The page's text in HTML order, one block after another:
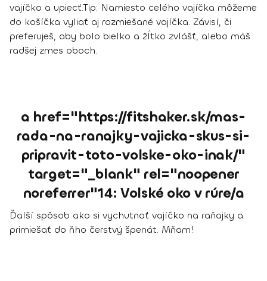
vajíčko a upiecť.Tip: Namiesto celého vajíčka môžeme
do košíčka vyliať aj rozmiešané vajíčka. Závisí, či
preferuješ, aby bolo bielko a žĺtko zvlášť, alebo máš
radšej zmes oboch.
a href="https://fitshaker.sk/mas-
rada-na-ranajky-vajicka-skus-si-
pripravit-toto-volske-oko-inak/"
target="_blank" rel="noopener
noreferrer"14: Volské oko v rúre/a
Ďalší spôsob ako si vychutnať vajíčko na raňajky a
primiešať do ňho čerstvý špenát. Mňam!